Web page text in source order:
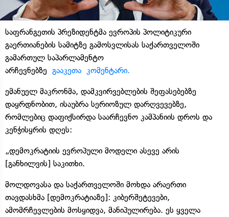
საფრანგეთის პრეზიდენტმა ევროპის პოლიტიკური
გაერთიანების სამიტზე გამოსვლისას საქართველოში
გამართულ საპარლამენტო
არჩევნებზე გააკეთა კომენტარი.
ემანუელ მაკრონმა, დამკვირვებლების შეფასებებზე
დაყრდნობით, ისაუბრა სერიოზულ დარღვევებზე,
რომლებიც დაფიქსირდა საარჩევნო კამპანიის დროს და
კენჭისყრის დღეს:
„დემოკრატიის ევროპული მოდელი ასევე არის
[განხილვის] საკითხი.
მოლდოვასა და საქართველოში მოხდა არაერთი
თავდასხმა [დემოკრატიაზე]: კიბერშეტევები,
ამომრჩევლების მოსყიდვა, მანიპულირება. ეს ყველა